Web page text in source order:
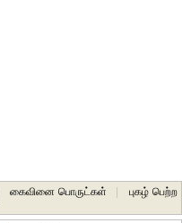
கைவினை பொருட்கள்
புகழ் பெற்ற